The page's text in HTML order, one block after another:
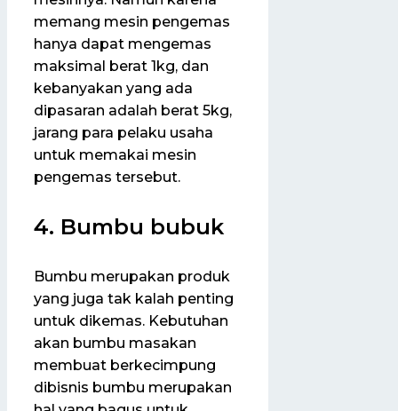
memang mesin pengemas
hanya dapat mengemas
maksimal berat 1kg, dan
kebanyakan yang ada
dipasaran adalah berat 5kg,
jarang para pelaku usaha
untuk memakai mesin
pengemas tersebut.
4. Bumbu bubuk
Bumbu merupakan produk
yang juga tak kalah penting
untuk dikemas. Kebutuhan
akan bumbu masakan
membuat berkecimpung
dibisnis bumbu merupakan